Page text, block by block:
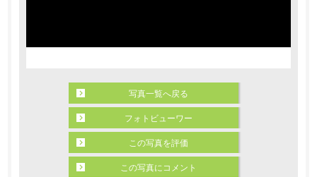
写真一覧へ戻る
フォトビューワー
この写真を評価
この写真にコメント